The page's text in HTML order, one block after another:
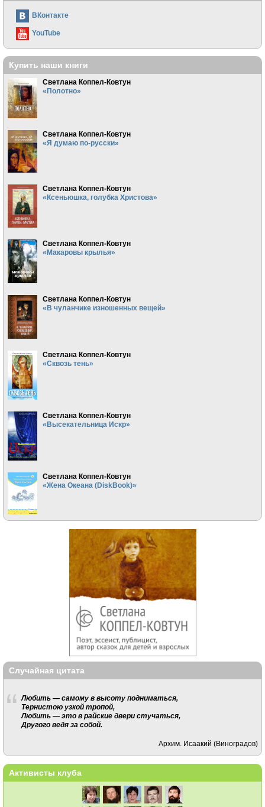
ВКонтакте
YouTube
Купить наши книги
Светлана Коппел-Ковтун
«Полотно»
Светлана Коппел-Ковтун
«Я думаю по-русски»
Светлана Коппел-Ковтун
«Ксеньюшка, голубка Христова»
Светлана Коппел-Ковтун
«Макаровы крылья»
Светлана Коппел-Ковтун
«В чуланчике изношенных вещей»
Светлана Коппел-Ковтун
«Сквозь тень»
Светлана Коппел-Ковтун
«Высекательница Искр»
Светлана Коппел-Ковтун
«Жена Океана (DiskBook)»
Случайная цитата
Любить — самому в высоту подниматься,
Тернистою узкой тропой,
Любить — это в райские двери стучаться,
Другого ведя за собой.
Архим. Исаакий (Виноградов)
Активисты клуба